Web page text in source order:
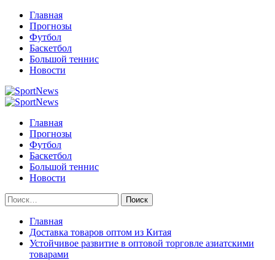
Перейти
содержимому
Главная
Прогнозы
Футбол
Баскетбол
Большой теннис
Новости
Primary
Главная
Прогнозы
Футбол
Баскетбол
Большой теннис
Новости
Найти:
Главная
Доставка товаров оптом из Китая
Устойчивое развитие в оптовой торговле азиатскими
товарами